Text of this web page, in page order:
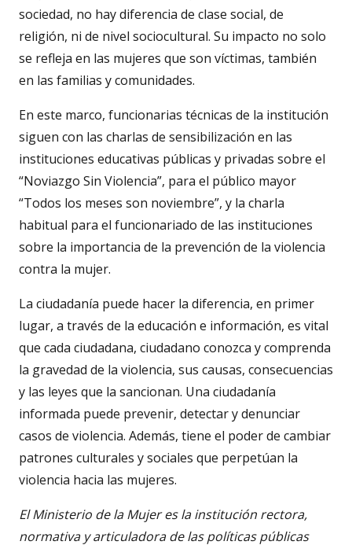
sociedad, no hay diferencia de clase social, de
religión, ni de nivel sociocultural. Su impacto no solo
se refleja en las mujeres que son víctimas, también
en las familias y comunidades.
En este marco, funcionarias técnicas de la institución
siguen con las charlas de sensibilización en las
instituciones educativas públicas y privadas sobre el
“Noviazgo Sin Violencia”, para el público mayor
“Todos los meses son noviembre”, y la charla
habitual para el funcionariado de las instituciones
sobre la importancia de la prevención de la violencia
contra la mujer.
La ciudadanía puede hacer la diferencia, en primer
lugar, a través de la educación e información, es vital
que cada ciudadana, ciudadano conozca y comprenda
la gravedad de la violencia, sus causas, consecuencias
y las leyes que la sancionan. Una ciudadanía
informada puede prevenir, detectar y denunciar
casos de violencia. Además, tiene el poder de cambiar
patrones culturales y sociales que perpetúan la
violencia hacia las mujeres.
El Ministerio de la Mujer es la institución rectora,
normativa y articuladora de las políticas públicas